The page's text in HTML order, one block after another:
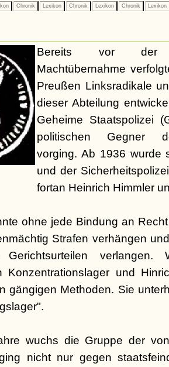
Chronik Lexikon Chronik Lexikon Chronik Lexikon
Bereits vor der
Machtübernahme
Preußen Linksradikale
dieser Abteilung
Geheime Staatspolizei
politischen Gegner
vorging. Ab 1936 wurde
und der
fortan Heinrich Himmler
ohne jede Bindung an
Strafen verhängen
verlangen.
Konzentrationslager und
gängigen Methoden. Sie
wuchs die Gruppe der
nicht nur gegen